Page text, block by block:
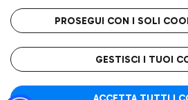
Wine Bar & Sparkling
Raggiungi l’aeroporto senza
Mappa Aeroporto Fiumicino
Roma FCO
L'aeroporto
PROSEGUI CON I SOLI
GESTISCI I TUOI